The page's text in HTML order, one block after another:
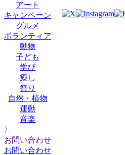
アート
キャンペーン
グルメ
ボランティア
動物
子ども
学び
癒し
祭り
自然・植物
運動
音楽
〉
お問い合わせ
お問い合わせ